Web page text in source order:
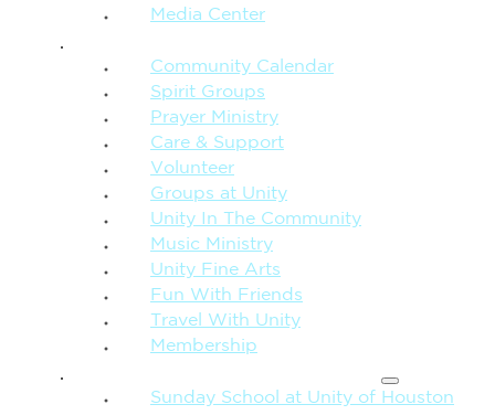
Media Center
Community Calendar
Spirit Groups
Prayer Ministry
Care & Support
Volunteer
Groups at Unity
Unity In The Community
Music Ministry
Unity Fine Arts
Fun With Friends
Travel With Unity
Membership
Sunday School at Unity of Houston